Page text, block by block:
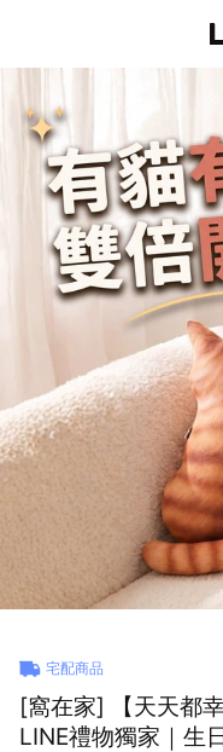
宅配商品
[窩在家] 【天天都
LINE禮物獨家｜生